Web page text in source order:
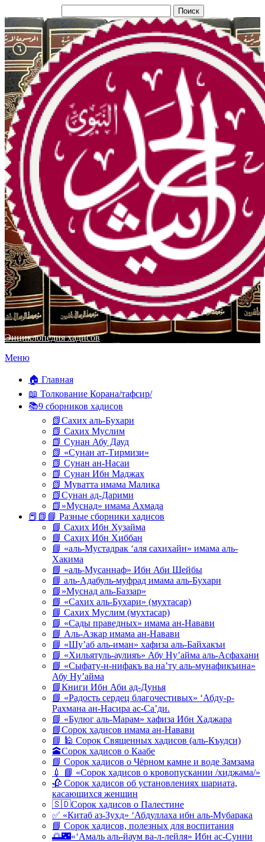
Энциклопедия хадисов
Перейти
содержимому
Меню
🏠 Главная
📖 Толкование Корана/тафсир/
📚9 сборников хадисов
📗Сахих аль-Бухари
📗 Сахих Муслим
📗 Сунан Абу Дауд
📗 «Сунан ат-Тирмизи»
📗 Сунан ан-Насаи
📗 Сунан Ибн Маджах
📗 Муватта имама Малика
📗Сунан ад-Дарими
📗»Муснад» имама Ахмада
📕📗📘 Разные сборники хадисов
📘 Сахих Ибн Хузайма
📘 Сахих Ибн Хиббан
📘 «аль-Мустадрак ‘аля сахихайн» имама аль-
Хакима
📘 «аль-Мусаннаф» Ибн Аби Шейбы
📘 аль-Адабуль-муфрад имама аль-Бухари
📘»Муснад аль-Баззар»
📘 «Сахих аль-Бухари» (мухтасар)
📘 Сахих Муслим (мухтасар)
📘 «Сады праведных» имама ан-Навави
📘 Аль-Азкар имама ан-Навави
📘 «Шу’аб аль-иман» хафиза аль-Байхакъи
📘 «Хильятуль-аулияъ» Абу Ну’айма аль-Асфахани
📘 «Сыфату-н-нифакъ ва на’ту аль-мунафикъина»
Абу Ну’айма
📘Книги Ибн Аби ад-Дунья
📘 «Радость сердец благочестивых» ‘Абду-р-
Рахмана ан-Насира ас-Са’ди.
📘 «Булюг аль-Марам» хафиза Ибн Хаджара
📘Сорок хадисов имама ан-Навави
📘 🕌 Сорок Священных хадисов (аль-Къудси)
🕋Сорок хадисов о Каабе
📘 Сорок хадисов о Чёрном камне и воде Замзама
💉 📘 «Сорок хадисов о кровопускании /хиджама/»
🥀 Сорок хадисов об установлениях шариата,
касающихся женщин
🇸🇩Сорок хадисов о Палестине
✅ «Китаб аз-Зухд» ‘Абдуллаха ибн аль-Мубарака
📘 Сорок хадисов, полезных для воспитания
🌅🌃«‘Амаль аль-йаум ва-л-лейля» Ибн ас-Сунни